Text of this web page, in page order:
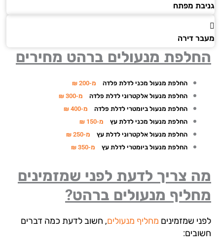
מפתח
דירה
מנעולים ברהט מחירים
החלפת מנעול מכני לדלת פלדה
מ-200 ₪
החלפת מנעול אלקטרוני לדלת פלדה
מ-300 ₪
החלפת מנעול ביומטרי לדלת פלדה
מ-400 ₪
החלפת מנעול מכני לדלת עץ
מ-150 ₪
החלפת מנעול אלקטרוני לדלת עץ
מ-250 ₪
החלפת מנעול ביומטרי לדלת עץ
מ-350 ₪
צריך לדעת לפני שמזמינים
מנעולים ברהט?
שמזמיניםמחליף מנעולים, חשוב לדעת כמה דברים